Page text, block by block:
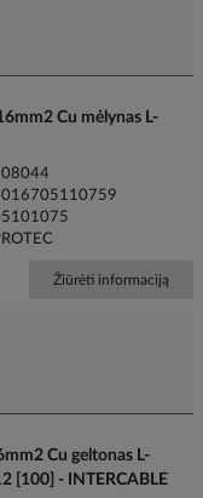
Cu mėlynas L-
Žiūrėti informaciją
Cu geltonas L-
[100] - INTERCABLE